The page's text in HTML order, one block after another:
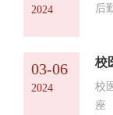
2024 后
03-06
2024
校
座